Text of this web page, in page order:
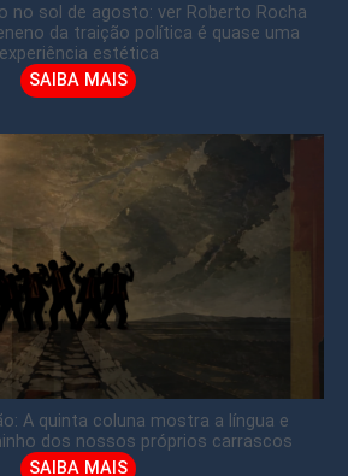
no sol de agosto: ver Roberto Rocha
da traição política é quase uma
experiência estética
SAIBA MAIS
A quinta coluna mostra a língua e
dos nossos próprios carrascos
SAIBA MAIS